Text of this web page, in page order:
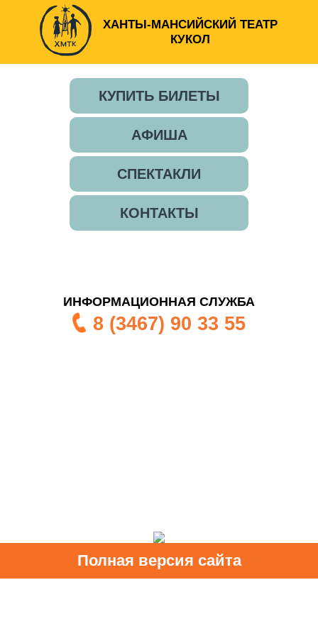
ХАНТЫ-МАНСИЙСКИЙ ТЕАТР
КУКОЛ
КУПИТЬ БИЛЕТЫ
АФИША
СПЕКТАКЛИ
КОНТАКТЫ
ИНФОРМАЦИОННАЯ СЛУЖБА
8 (3467) 90 33 55
Полная версия сайта